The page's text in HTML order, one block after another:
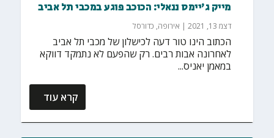
מייק ג'יימס ננאלי: הכוכב פוגע במכבי תל אביב
דצמ 13, 2021 | אירופה, כדורסל
הכתוב הינו טור דעה לכישלון של מכבי תל אביב
לאחרונה אבות רבים. רק שהפעם לא נתמקד דווקא
במאמן יאניס...
קרא עוד